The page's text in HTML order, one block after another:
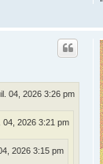
04, 2026 3:26 pm
04, 2026 3:21 pm
2026 3:15 pm